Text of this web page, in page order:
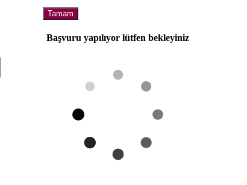
Tamam
Başvuru yapılıyor lütfen bekleyiniz